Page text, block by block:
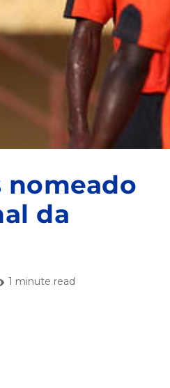
da
1 minute read